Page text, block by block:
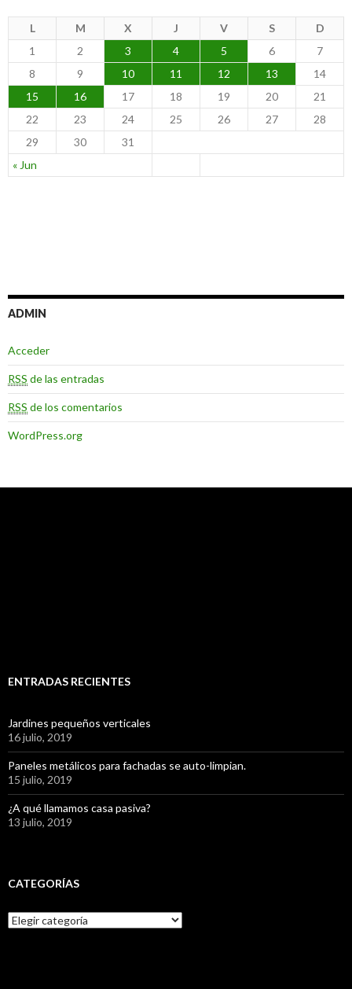
L M X J V S D
« Jun
1 2 3 4 5 6
7
8
9 10 11 12 13
14
15
16 17 18 19 20
21
22
23 24 25 26 27
28
29
30 31
ADMIN
Acceder
RSS de las entradas
RSS de los comentarios
WordPress.org
ENTRADAS RECIENTES
Jardines pequeños verticales
16 julio, 2019
Paneles metálicos para fachadas se auto-limpian.
15 julio, 2019
¿A qué llamamos casa pasiva?
13 julio, 2019
CATEGORÍAS
C
a